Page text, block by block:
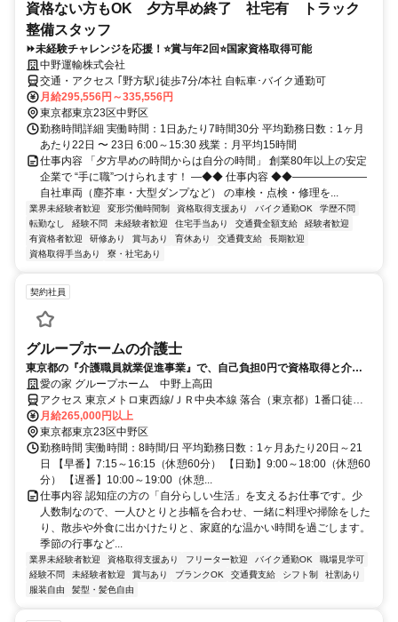
資格ない方もOK 夕方早め終了 社宅有 トラック
整備スタッフ
⏩未経験チャレンジを応援！⭐賞与年2回⭐国家資格取得可能
中野運輸株式会社
交通・アクセス ｢野方駅｣徒歩7分/本社 自転車･バイク通勤可
月給295,556円～335,556円
東京都東京23区中野区
勤務時間詳細 実働時間：1日あたり7時間30分 平均勤務日数：1ヶ月
あたり22日 〜 23日 6:00～15:30 残業：月平均15時間
仕事内容 「夕方早めの時間からは自分の時間」 創業80年以上の安定
企業で “手に職”つけられます！ ―◆◆ 仕事内容 ◆◆―――――――
自社車両（塵芥車・大型ダンプなど） の車検・点検・修理を...
業界未経験者歓迎 変形労働時間制 資格取得支援あり バイク通勤OK
学歴不問
転勤なし
経験不問 未経験者歓迎 住宅手当あり 交通費全額支給
経験者歓迎
有資格者歓迎
研修あり 賞与あり 育休あり 交通費支給
長期歓迎
資格取得手当あり
寮・社宅あり
契約社員
グループホームの介護士
東京都の『介護職員就業促進事業』で、自己負担0円で資格取得と介護
の仕事をスタートしよう
愛の家 グループホーム 中野上高田
アクセス 東京メトロ東西線/ＪＲ中央本線 落合（東京都）1番口徒歩
約5分、ＪＲ中央本線 東中野A3口徒歩約6分、都営大江戸線 東中野A3
口徒歩約6分 東京メトロ東西線「落合駅」より徒歩5分
月給265,000円以上
東京都東京23区中野区
勤務時間 実働時間：8時間/日 平均勤務日数：1ヶ月あたり20日～21
日 【早番】7:15～16:15（休憩60分） 【日勤】9:00～18:00（休憩60
分） 【遅番】10:00～19:00（休憩...
仕事内容 認知症の方の「自分らしい生活」を支えるお仕事です。少
人数制なので、一人ひとりと歩幅を合わせ、一緒に料理や掃除をした
り、散歩や外食に出かけたりと、家庭的な温かい時間を過ごします。
季節の行事など...
業界未経験者歓迎 資格取得支援あり フリーター歓迎 バイク通勤OK
職場見学可
経験不問
未経験者歓迎 賞与あり ブランクOK 交通費支給 シフト制
社割あり
服装自由
髪型・髪色自由